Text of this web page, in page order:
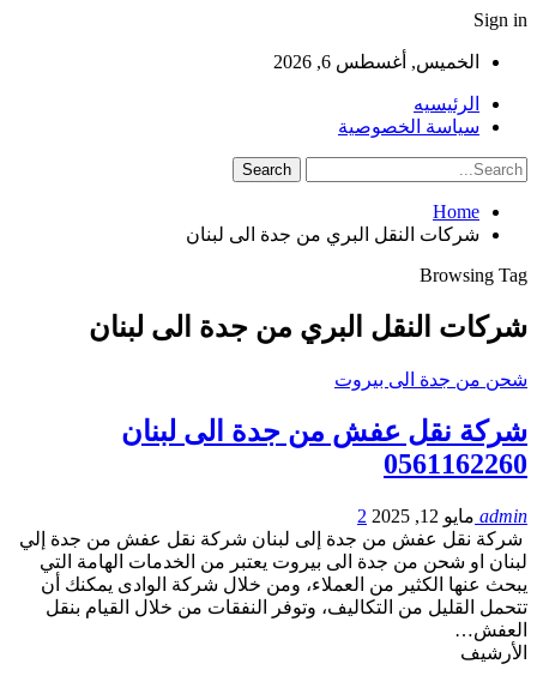
Sign in
الخميس, أغسطس 6, 2026
الرئيسيه
سياسة الخصوصية
Home
شركات النقل البري من جدة الى لبنان
Browsing Tag
شركات النقل البري من جدة الى لبنان
شحن من جدة الى بيروت
شركة نقل عفش من جدة الى لبنان
0561162260
admin مايو 12, 2025
2
شركة نقل عفش من جدة إلى لبنان شركة نقل عفش من جدة إلي
لبنان او شحن من جدة الى بيروت يعتبر من الخدمات الهامة التي
يبحث عنها الكثير من العملاء، ومن خلال شركة الوادى يمكنك أن
تتحمل القليل من التكاليف، وتوفر النفقات من خلال القيام بنقل
العفش…
الأرشيف